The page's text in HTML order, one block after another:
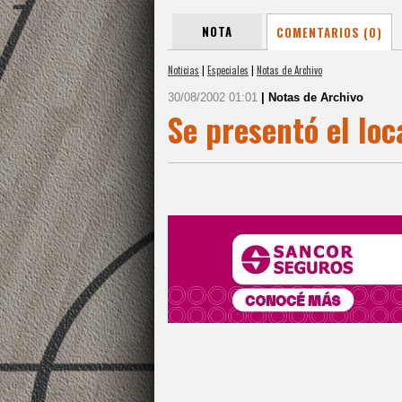
NOTA COMENTARIOS (0)
Noticias | Especiales | Notas de Archivo
30/08/2002 01:01 | Notas de Archivo
Se presentó el